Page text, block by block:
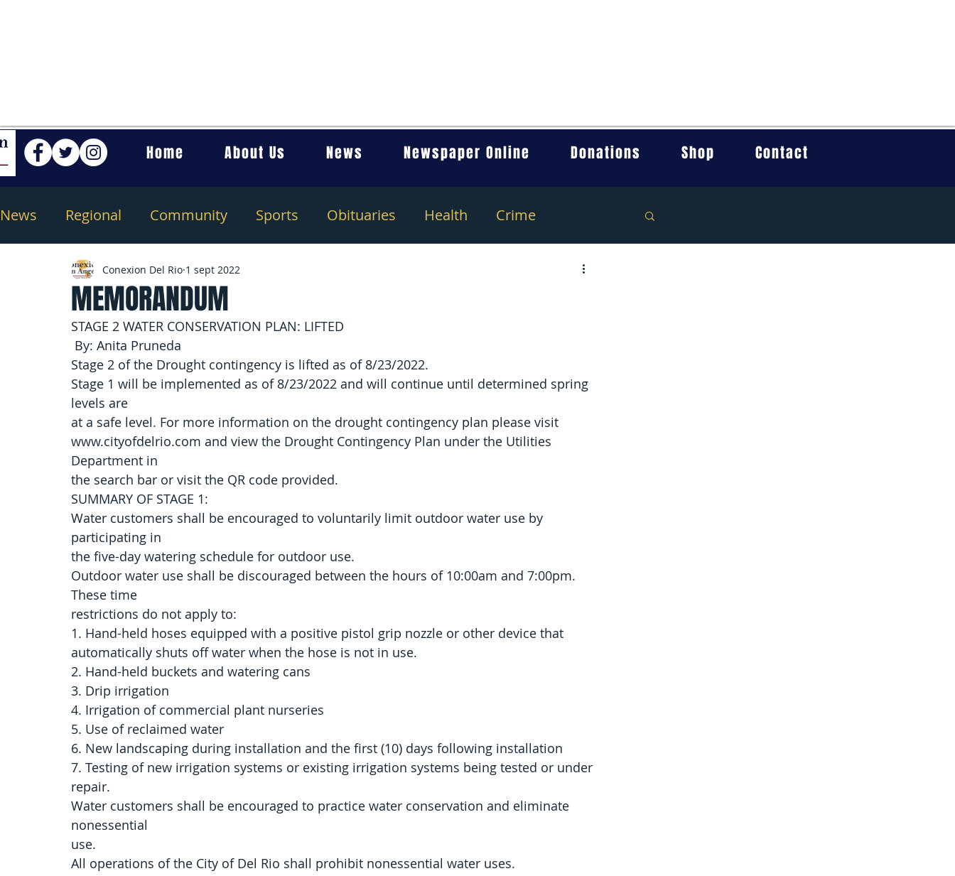
Home About Us News Newspaper Online Donations Shop Contact
News Regional Community Sports Obituaries Health Crime
MEMORANDUM
Conexion Del Rio 1 sept 2022
STAGE 2 WATER CONSERVATION PLAN: LIFTED
By: Anita Pruneda
Stage 2 of the Drought contingency is lifted as of 8/23/2022.
Stage 1 will be implemented as of 8/23/2022 and will continue until determined spring
levels are
at a safe level. For more information on the drought contingency plan please visit
www.cityofdelrio.com and view the Drought Contingency Plan under the Utilities
Department in
the search bar or visit the QR code provided.
SUMMARY OF STAGE 1:
Water customers shall be encouraged to voluntarily limit outdoor water use by
participating in
the five-day watering schedule for outdoor use.
Outdoor water use shall be discouraged between the hours of 10:00am and 7:00pm.
These time
restrictions do not apply to:
1. Hand-held hoses equipped with a positive pistol grip nozzle or other device that
automatically shuts off water when the hose is not in use.
2. Hand-held buckets and watering cans
3. Drip irrigation
4. Irrigation of commercial plant nurseries
5. Use of reclaimed water
6. New landscaping during installation and the first (10) days following installation
7. Testing of new irrigation systems or existing irrigation systems being tested or under
repair.
Water customers shall be encouraged to practice water conservation and eliminate
nonessential
use.
All operations of the City of Del Rio shall prohibit nonessential water uses.